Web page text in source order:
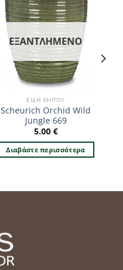
ΕΞΑΝΤΛΗΜΈΝΟ
ΕΊΔΗ ΚΉΠΟΥ
Scheurich Orchid Wild
Jungle 669
5.00 €
Διαβάστε περισσότερα